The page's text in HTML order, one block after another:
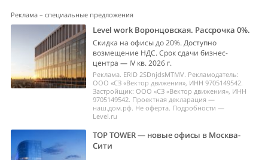
Реклама – специальные предложения
Level work Воронцовская. Рассрочка 0%.
Скидка на офисы до 20%. Доступно
возмещение НДС. Срок сдачи бизнес-
центра — IV кв. 2026 г.
Реклама. ERID 2SDnjdsMTMV. Рекламодатель:
ООО «СЗ «Вектор движения», ИНН 9705149542.
Застройщик: ООО «СЗ «Вектор движения», ИНН
9705149542. Проектная декларация —
наш.дом.рф. Не оферта. Подробности —
Level.ru
TOP TOWER — новые офисы в Москва-
Сити